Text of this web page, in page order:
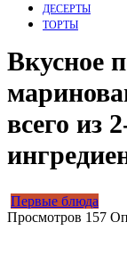
ДЕСЕРТЫ
ТОРТЫ
Вкусное
всего из
Первые блюда
Просмотров 157